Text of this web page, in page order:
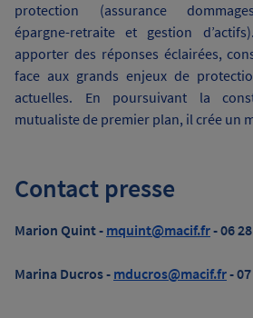
protection (assurance
épargne-retraite et gestion
apporter des réponses éclairées,
face aux grands enjeux de
actuelles. En poursuivant la
mutualiste de premier plan, il crée un
Contact presse
Marion Quint - mquint@macif.fr- 06
Marina Ducros - mducros@macif.fr-